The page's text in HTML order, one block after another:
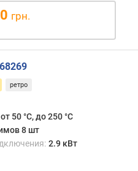
грн.
ретро
от 50 °C, до 250 °C
8 шт
2.9 кВт